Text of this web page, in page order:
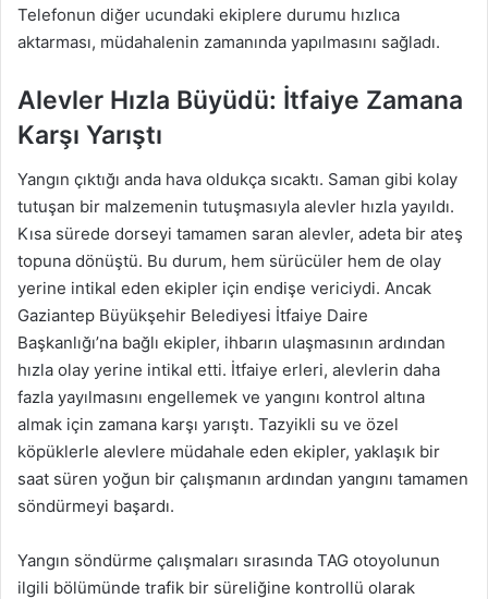
Telefonun diğer ucundaki ekiplere durumu hızlıca
aktarması, müdahalenin zamanında yapılmasını sağladı.
Alevler Hızla Büyüdü: İtfaiye Zamana
Karşı Yarıştı
Yangın çıktığı anda hava oldukça sıcaktı. Saman gibi kolay
tutuşan bir malzemenin tutuşmasıyla alevler hızla yayıldı.
Kısa sürede dorseyi tamamen saran alevler, adeta bir ateş
topuna dönüştü. Bu durum, hem sürücüler hem de olay
yerine intikal eden ekipler için endişe vericiydi. Ancak
Gaziantep Büyükşehir Belediyesi İtfaiye Daire
Başkanlığı’na bağlı ekipler, ihbarın ulaşmasının ardından
hızla olay yerine intikal etti. İtfaiye erleri, alevlerin daha
fazla yayılmasını engellemek ve yangını kontrol altına
almak için zamana karşı yarıştı. Tazyikli su ve özel
köpüklerle alevlere müdahale eden ekipler, yaklaşık bir
saat süren yoğun bir çalışmanın ardından yangını tamamen
söndürmeyi başardı.
Yangın söndürme çalışmaları sırasında TAG otoyolunun
ilgili bölümünde trafik bir süreliğine kontrollü olarak